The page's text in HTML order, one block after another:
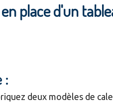
place d'un
:
deux modèles de